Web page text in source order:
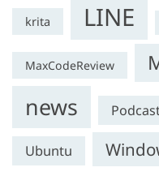
krita LINE
MaxCodeReview
news
Ubuntu